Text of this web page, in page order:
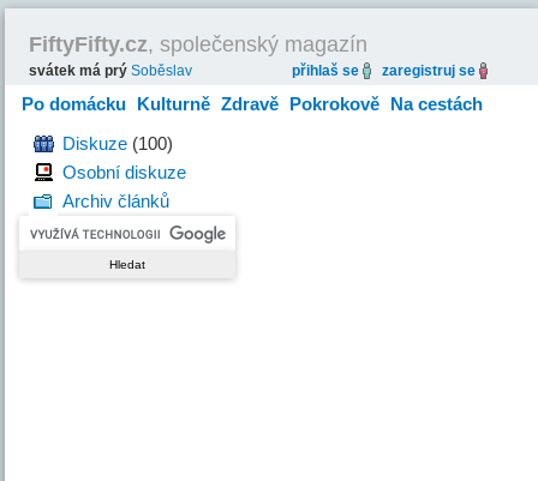
FiftyFifty.cz, společenský magazín
svátek má prýSoběslav přihlaš se zaregistruj se
Po domácku Kulturně Zdravě Pokrokově Na cestách
HravěDiskuze (100)
Osobní diskuze
Archiv článků